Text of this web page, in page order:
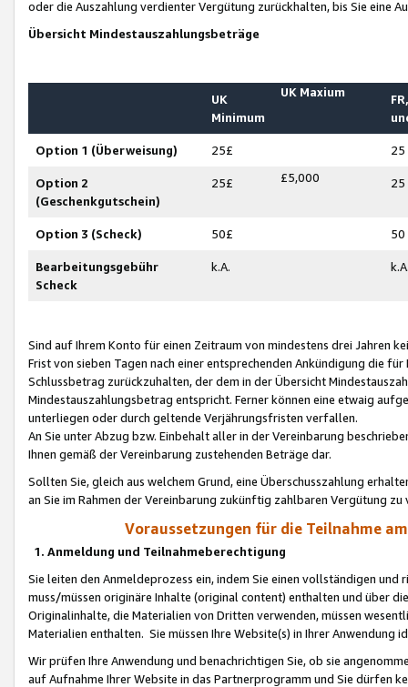
oder die Auszahlung verdienter Vergütung zurückhalten, bis Sie
Übersicht Mindestauszahlungsbeträge
UK
Minimum
UK Maxium
Option 1 (Überweisung) 25£ 25
Option 2
(Geschenkgutschein)
25£ £5,000 25
Option 3 (Scheck) 50£ 50
Bearbeitungsgebühr
Scheck
k.A.
Sind auf Ihrem Konto für einen Zeitraum von mindestens drei Jahren
Frist von sieben Tagen nach einer entsprechenden Ankündigung die
Schlussbetrag zurückzuhalten, der dem in der Übersicht
Mindestauszahlungsbetrag entspricht. Ferner können eine etwaig
unterliegen oder durch geltende Verjährungsfristen verfallen.
An Sie unter Abzug bzw. Einbehalt aller in der Vereinbarung
Ihnen gemäß der Vereinbarung zustehenden Beträge dar.
Sollten Sie, gleich aus welchem Grund, eine Überschusszahlung
an Sie im Rahmen der Vereinbarung zukünftig zahlbaren Vergütung zu
Voraussetzungen für die Teilnahme
1. Anmeldung und Teilnahmeberechtigung
Sie leiten den Anmeldeprozess ein, indem Sie einen vollständigen
muss/müssen originäre Inhalte (original content) enthalten und über
Originalinhalte, die Materialien von Dritten verwenden, müssen
Materialien enthalten. Sie müssen Ihre Website(s) in Ihrer Anwendung
Wir prüfen Ihre Anwendung und benachrichtigen Sie, ob sie
auf Aufnahme Ihrer Website in das Partnerprogramm und Sie dürfen